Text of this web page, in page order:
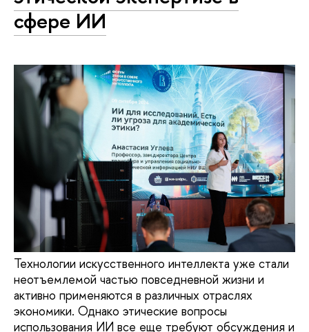
сфере ИИ
Технологии искусственного интеллекта уже стали
неотъемлемой частью повседневной жизни и
активно применяются в различных отраслях
экономики. Однако этические вопросы
использования ИИ все еще требуют обсуждения и